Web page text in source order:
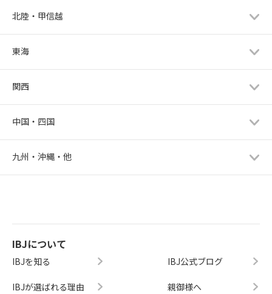
北陸・甲信越
東海
関西
中国・四国
九州・沖縄・他
IBJについて
IBJを知る
IBJが選ばれる理由
IBJ公式ブログ
親御様へ